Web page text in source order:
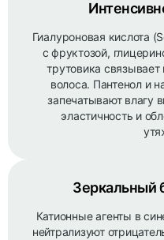
Гиалуроновая кислота
с фруктозой,
трутовика
волоса. Пантенол и
запечатывают влагу
эластичность и
Зеркальный
Катионные агенты в
нейтрализуют